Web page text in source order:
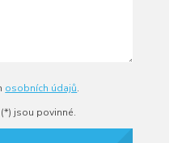
osobních údajů.
jsou povinné.